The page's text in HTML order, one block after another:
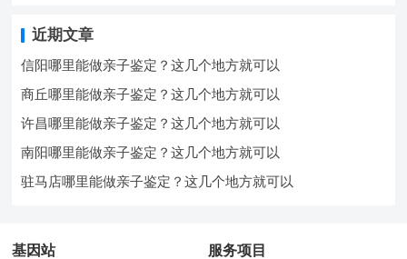
近期文章
信阳哪里能做亲子鉴定？这几个地方就可以
商丘哪里能做亲子鉴定？这几个地方就可以
许昌哪里能做亲子鉴定？这几个地方就可以
南阳哪里能做亲子鉴定？这几个地方就可以
驻马店哪里能做亲子鉴定？这几个地方就可以
基因站 服务项目